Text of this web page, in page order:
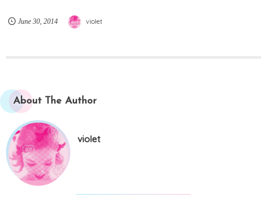
June 30, 2014 violet
About The Author
violet